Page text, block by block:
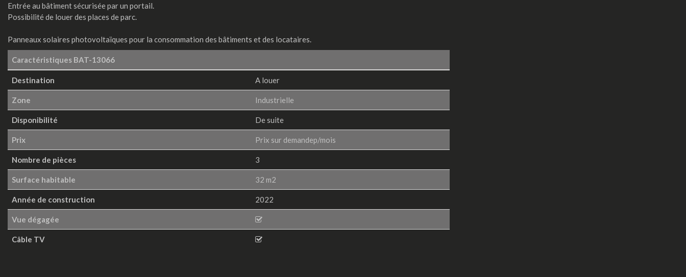
Entrée au bâtiment sécurisée par un portail.
Possibilité de louer des places de parc.
Panneaux solaires photovoltaïques pour la consommation des bâtiments et des locataires.
Caractéristiques BAT-13066
Destination A louer
Zone Industrielle
Disponibilité De suite
Prix Prix sur demandep/mois
Nombre de pièces 3
Surface habitable 32 m2
Année de construction 2022
Vue dégagée
Câble TV